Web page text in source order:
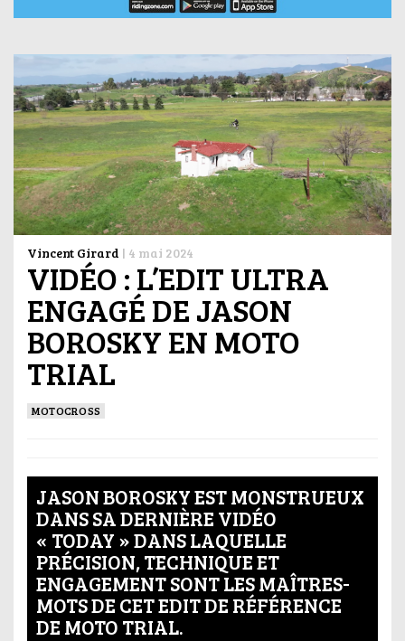
Vincent Girard | 4 mai 2024
VIDÉO : L’EDIT ULTRA
ENGAGÉ DE JASON
BOROSKY EN MOTO
TRIAL
MOTOCROSS
JASON BOROSKY EST MONSTRUEUX
DANS SA DERNIÈRE VIDÉO
« TODAY » DANS LAQUELLE
PRÉCISION, TECHNIQUE ET
ENGAGEMENT SONT LES MAÎTRES-
MOTS DE CET EDIT DE RÉFÉRENCE
DE MOTO TRIAL.